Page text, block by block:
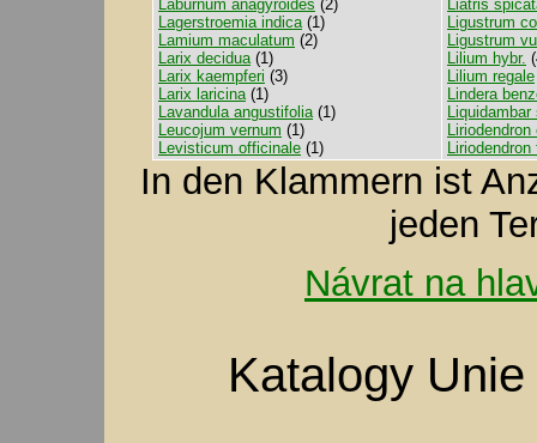
Laburnum anagyroides (2)
Lagerstroemia indica(1)
Lamium maculatum (2)
Larix decidua(1)
Larix kaempferi (3)
Larix laricina(1)
Lavandula angustifolia(1)
Leucojum vernum (1)
Levisticum officinale (1)
Liatris
Ligustrum
Ligustrum
Lilium hybr.
Lilium regale
Lindera
In den Klammern ist
jeden
Návrat na
Katalogy